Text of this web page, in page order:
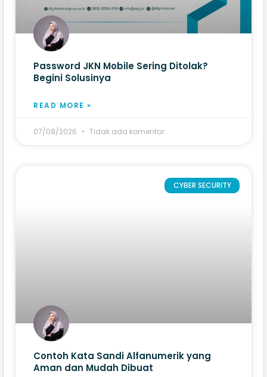
Password JKN Mobile Sering Ditolak?
Begini Solusinya
READ MORE »
07/08/2026 Tidak ada komentar
CYBER SECURITY
Contoh Kata Sandi Alfanumerik yang
Aman dan Mudah Dibuat